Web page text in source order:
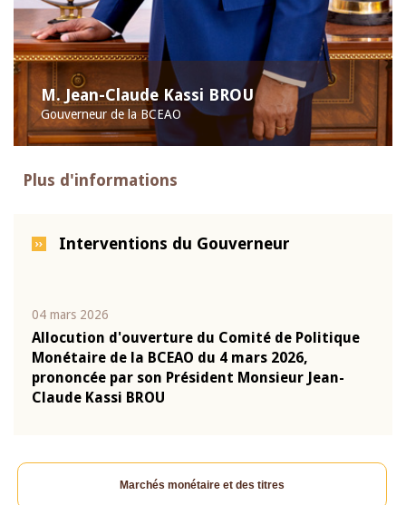
M. Jean-Claude Kassi BROU
Gouverneur de la BCEAO
Plus d'informations
Interventions du Gouverneur
04 mars 2026
Allocution d'ouverture du Comité de Politique
Monétaire de la BCEAO du 4 mars 2026,
prononcée par son Président Monsieur Jean-
Claude Kassi BROU
Marchés monétaire et des titres